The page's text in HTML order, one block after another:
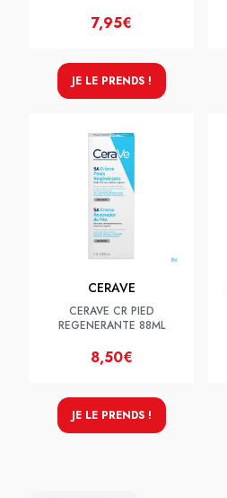
7,95€
JE LE PRENDS !
CERAVE
CERAVE CR PIED
REGENERANTE 88ML
8,50€
JE LE PRENDS !